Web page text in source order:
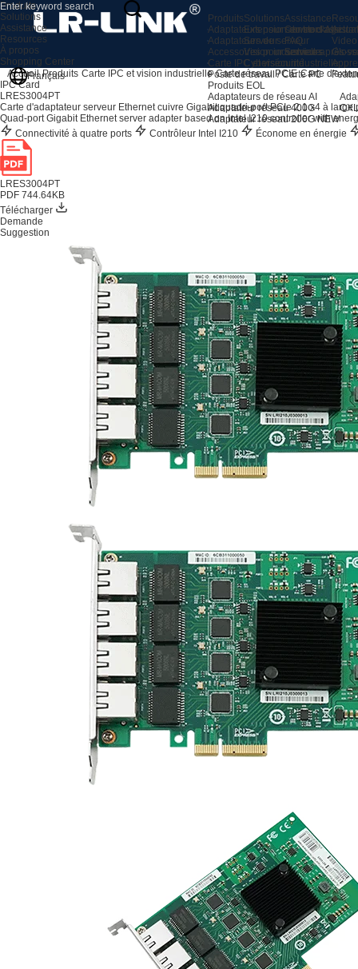
Produits
Adaptateurs pour serveurs AI
Adaptateurs de serveur
Accessoires pour serveurs
Carte IPC et vision industrielle
Poste de travail / Carte PC
Produits EOL
Adaptateurs de réseau AI
Adaptateur réseau 400G
Adaptateur réseau 200GNEW
Solutions
Extension du stockage
Serveur
Vision industrielle
Cybersécurité
Assistance
Centre
FAQ
Service après-
Video
Produits
Solutions
Assistance
Resources
À propos
Shopping Center
Français
Accueil Produits Carte IPC et vision industrielle Carte réseau PCIE Carte
IPC Card
LRES3004PT
Carte d'adaptateur serveur Ethernet cuivre Gigabit quadri-port PCIe 2.1 x4 à
Quad-port Gigabit Ethernet server adapter based on Intel I210 controller with
Connectivité à quatre ports
Contrôleur Intel I210 Économe en énergie
LRES3004PT
PDF 744.64KB
Télécharger
Demande
Suggestion